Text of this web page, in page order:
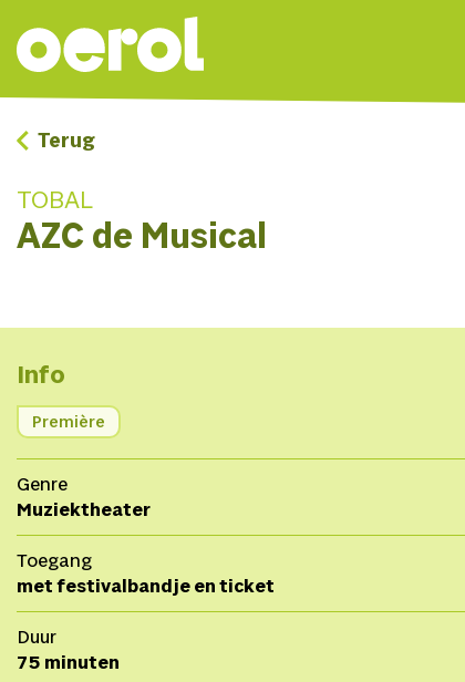
Terug
TOBAL
AZC de Musical
Info
Première
Genre
Muziektheater
Toegang
met festivalbandje en ticket
Duur
75 minuten